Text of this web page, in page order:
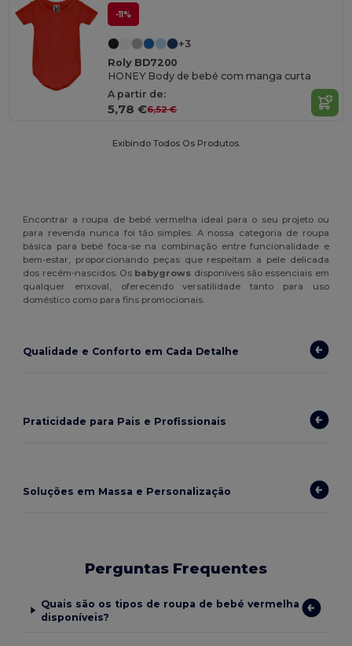
-11%
+3
Roly BD7200
HONEY Body de bebé com manga curta
A partir de:
5,78 €6,52 €
Exibindo Todos Os Produtos.
Encontrar a roupa de bebé vermelha ideal para o seu projeto ou
para revenda nunca foi tão simples. A nossa categoria de roupa
básica para bebé foca-se na combinação entre funcionalidade e
bem-estar, proporcionando peças que respeitam a pele delicada
dos recém-nascidos. Os babygrows disponíveis são essenciais em
qualquer enxoval, oferecendo versatilidade tanto para uso
doméstico como para fins promocionais.
Qualidade e Conforto em Cada Detalhe
Praticidade para Pais e Profissionais
Soluções em Massa e Personalização
Perguntas Frequentes
Quais são os tipos de roupa de bebé vermelha
disponíveis?